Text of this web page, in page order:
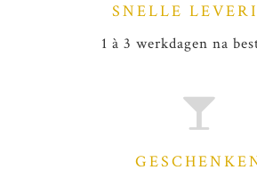
SNELLE
1 à 3 werkdagen na